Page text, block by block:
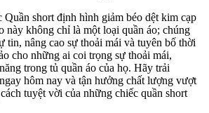
short định hình giảm béo dệt kim cạp
này không chỉ là một loại quần áo; chúng
tin, nâng cao sự thoải mái và tuyên bố thời
cho những ai coi trọng sự thoải mái,
trong tủ quần áo của họ. Hãy trải
hôm nay và tận hưởng chất lượng vượt
tuyệt vời của những chiếc quần short